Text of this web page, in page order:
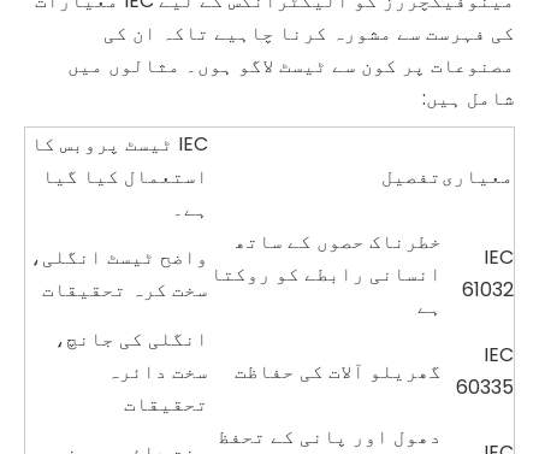
کی فہرست سے مشورہ کرنا چاہیے تاکہ ان کی
مصنوعات پر کون سے ٹیسٹ لاگو ہوں۔ مثالوں میں
شامل ہیں:
معیاریتفصیل
IEC ٹیسٹ پروبس کا
استعمال کیا گیا
ہے۔
IEC
61032
خطرناک حصوں کے ساتھ
انسانی رابطے کو روکتا
ہے
واضح ٹیسٹ انگلی،
سخت کرہ تحقیقات
IEC
60335
گھریلو آلات کی حفاظت
انگلی کی جانچ،
سخت دائرہ
تحقیقات
دھول اور پانی کے تحفظ